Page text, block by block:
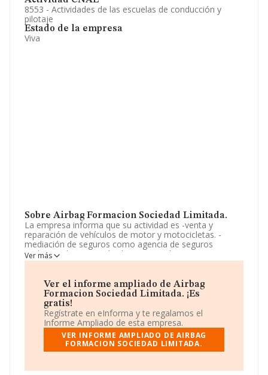
8553 - Actividades de las escuelas de conducción y
pilotaje
Estado de la empresa
Viva
Sobre Airbag Formacion Sociedad Limitada.
La empresa informa que su actividad es -venta y
reparación de vehículos de motor y motocicletas. -
mediación de seguros como agencia de seguros
exclusiva. -la prestación de servicios de enseñanza y
aprendizaje homologados por la autoridad competente
para la conducción. La sociedad está inscrita en el
Registro Mercantil como Sociedad Limitada. Tiene
CNAE: 8553 - 'Actividades de las escuelas de conducción
y pilotaje'. La empresa no tiene actividad en mercados
exteriores.
Ha contado con el mismo número de profesionales y
atendiendo a los datos disponibles en INFORMA, ese
Ver más
Ver el informe ampliado de Airbag
Formacion Sociedad Limitada. ¡Es
gratis!
Regístrate en eInforma y te regalamos el
Informe Ampliado de esta empresa.
VER INFORME AMPLIADO DE AIRBAG
FORMACION SOCIEDAD LIMITADA.